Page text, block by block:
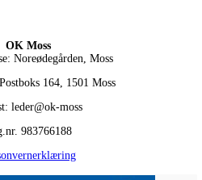
OK Moss
Noreødegården, Moss
164, 1501 Moss
leder@ok-moss
983766188